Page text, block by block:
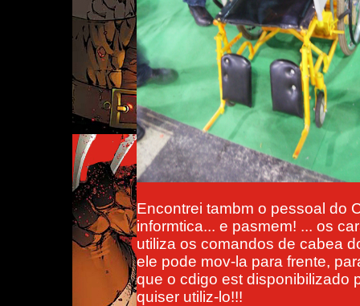
Encontrei tambm o pessoal do
informtica... e pasmem! ... os
utiliza os comandos de cabea
ele pode mov-la para frente,
que o cdigo est disponibilizado
quiser utiliz-lo!!!